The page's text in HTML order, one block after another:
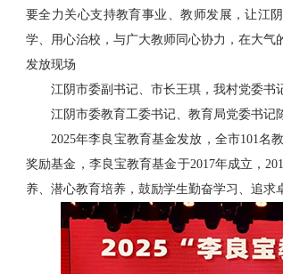
要全力关心支持教育事业、教师发展，让江
学、用心治校，与广大教师同心协力，在大气
发放现场
江阴市委副书记、市长王琪，我村党委书
江阴市委教育工委书记、教育局党委书记
2025年李良宝教育基金发放，全市101名
奖励基金，李良宝教育基金于2017年成立，
养、潜心教育培养，鼓励学生勤奋学习、追求